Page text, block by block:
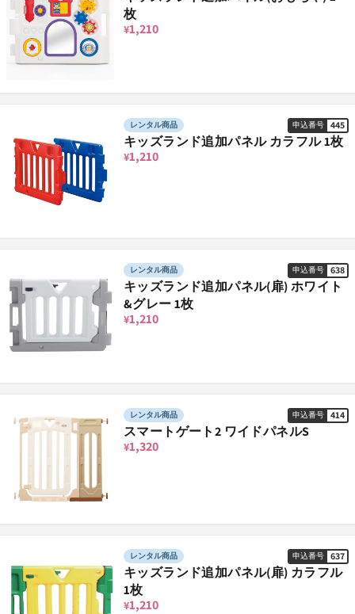
枚
¥1,210
レンタル商品 申込番号 445
キッズランド追加パネル カラフル 1枚
¥1,210
レンタル商品 申込番号 638
キッズランド追加パネル(扉) ホワイト
&グレー 1枚
¥1,210
レンタル商品 申込番号 414
スマートゲート2 ワイドパネルS
¥1,320
レンタル商品 申込番号 637
キッズランド追加パネル(扉) カラフル
1枚
¥1,210